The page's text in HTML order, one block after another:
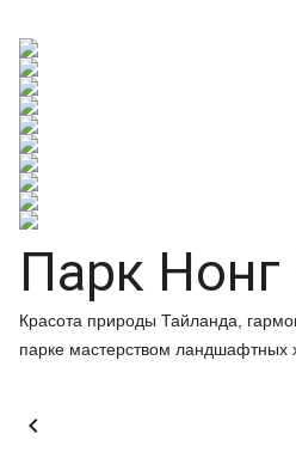
Парк Нонг
Красота природы Тайланда,
парке мастерством ландшафтных
